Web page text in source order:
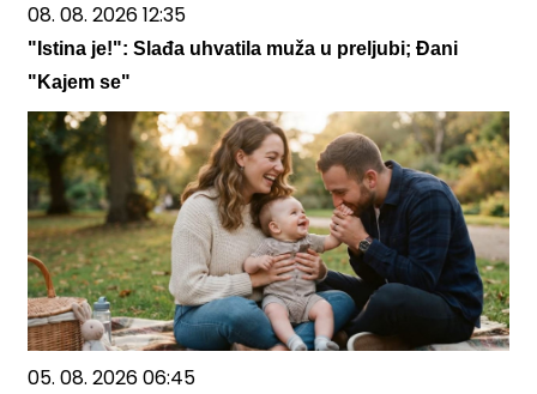
08. 08. 2026 12:35
"Istina je!": Slađa uhvatila muža u preljubi; Đani
"Kajem se"
05. 08. 2026 06:45